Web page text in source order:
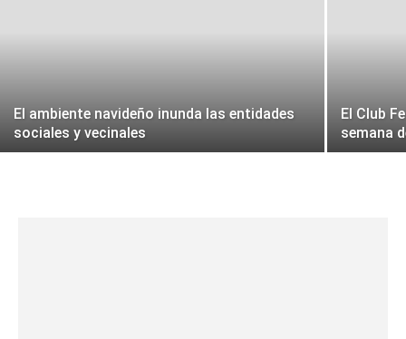
El ambiente navideño inunda las entidades
sociales y vecinales
El Club
semana